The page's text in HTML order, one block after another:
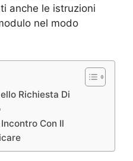
anche le istruzioni
nel modo
Richiesta Di
Con Il